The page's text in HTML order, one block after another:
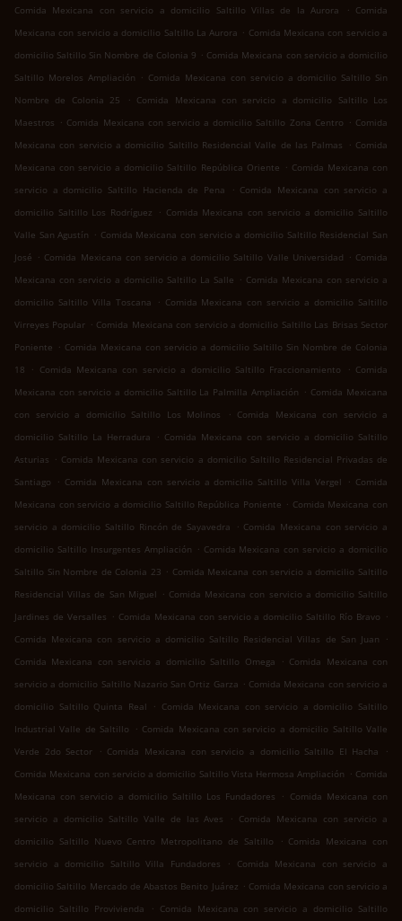
Comida Mexicana con servicio a domicilio Saltillo Villas de la Aurora
. Comida
Mexicana con servicio a domicilio Saltillo La Aurora . Comida Mexicana con servicio a
domicilio Saltillo Sin Nombre de Colonia 9 . Comida Mexicana con servicio a domicilio
Saltillo Morelos Ampliación . Comida Mexicana con servicio a domicilio Saltillo Sin
Nombre de Colonia 25
. Comida Mexicana con servicio a domicilio Saltillo Los
Maestros . Comida Mexicana con servicio a domicilio Saltillo Zona Centro . Comida
Mexicana con servicio a domicilio Saltillo Residencial Valle de las Palmas
. Comida
Mexicana con servicio a domicilio Saltillo República Oriente . Comida Mexicana con
servicio a domicilio Saltillo Hacienda de Pena
. Comida Mexicana con servicio a
domicilio Saltillo Los Rodríguez
. Comida Mexicana con servicio a domicilio Saltillo
Valle San Agustín . Comida Mexicana con servicio a domicilio Saltillo Residencial San
José . Comida Mexicana con servicio a domicilio Saltillo Valle Universidad . Comida
Mexicana con servicio a domicilio Saltillo La Salle . Comida Mexicana con servicio a
domicilio Saltillo Villa Toscana
. Comida Mexicana con servicio a domicilio Saltillo
Virreyes Popular . Comida Mexicana con servicio a domicilio Saltillo Las Brisas Sector
Poniente . Comida Mexicana con servicio a domicilio Saltillo Sin Nombre de Colonia
18
. Comida Mexicana con servicio a domicilio Saltillo Fraccionamiento . Comida
Mexicana con servicio a domicilio Saltillo La Palmilla Ampliación . Comida Mexicana
con servicio a domicilio Saltillo Los Molinos
. Comida Mexicana con servicio a
domicilio Saltillo La Herradura
. Comida Mexicana con servicio a domicilio Saltillo
Asturias . Comida Mexicana con servicio a domicilio Saltillo Residencial Privadas de
Santiago
. Comida Mexicana con servicio a domicilio Saltillo Villa Vergel . Comida
Mexicana con servicio a domicilio Saltillo República Poniente . Comida Mexicana con
servicio a domicilio Saltillo Rincón de Sayavedra
. Comida Mexicana con servicio a
domicilio Saltillo Insurgentes Ampliación . Comida Mexicana con servicio a domicilio
Saltillo Sin Nombre de Colonia 23 . Comida Mexicana con servicio a domicilio Saltillo
Residencial Villas de San Miguel . Comida Mexicana con servicio a domicilio Saltillo
Jardines de Versalles . Comida Mexicana con servicio a domicilio Saltillo Río Bravo .
Comida Mexicana con servicio a domicilio Saltillo Residencial Villas de San Juan
.
Comida Mexicana con servicio a domicilio Saltillo Omega
. Comida Mexicana con
servicio a domicilio Saltillo Nazario San Ortiz Garza . Comida Mexicana con servicio a
domicilio Saltillo Quinta Real
. Comida Mexicana con servicio a domicilio Saltillo
Industrial Valle de Saltillo
. Comida Mexicana con servicio a domicilio Saltillo Valle
Verde 2do Sector
. Comida Mexicana con servicio a domicilio Saltillo El Hacha
.
Comida Mexicana con servicio a domicilio Saltillo Vista Hermosa Ampliación . Comida
Mexicana con servicio a domicilio Saltillo Los Fundadores
. Comida Mexicana con
servicio a domicilio Saltillo Valle de las Aves
. Comida Mexicana con servicio a
domicilio Saltillo Nuevo Centro Metropolitano de Saltillo
. Comida Mexicana con
servicio a domicilio Saltillo Villa Fundadores
.
Comida Mexicana con servicio a
domicilio Saltillo Mercado de Abastos Benito Juárez . Comida Mexicana con servicio a
domicilio Saltillo Provivienda
. Comida Mexicana con servicio a domicilio Saltillo